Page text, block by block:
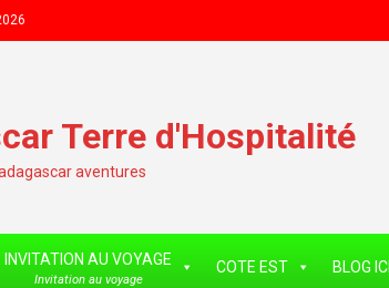
Terre d'Hospitalité
aventures
INVITATION AU VOYAGE
Invitation au voyage
COTE EST BLOG